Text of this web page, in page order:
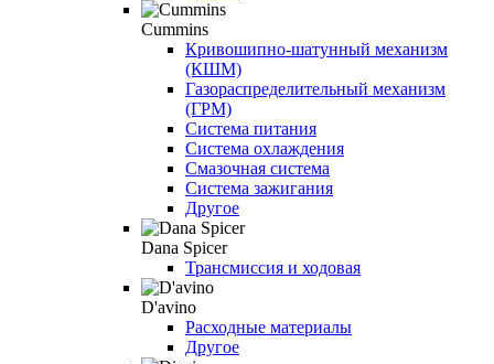
Cummins
Кривошипно-шатунный механизм
(КШМ)
Газораспределительный механизм
(ГРМ)
Система питания
Система охлаждения
Смазочная система
Система зажигания
Другое
Dana Spicer
Трансмиссия и ходовая
D'avino
Расходные материалы
Другое